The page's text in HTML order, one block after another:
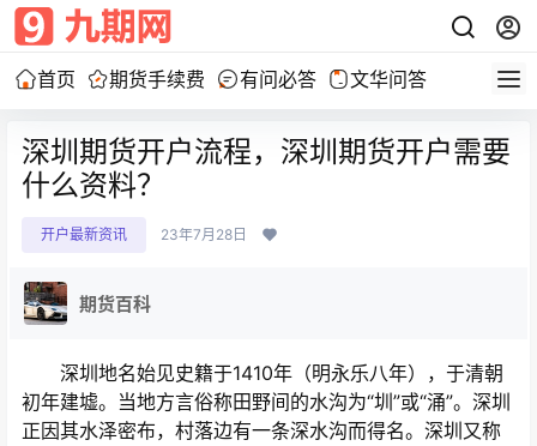
首页 期货手续费 有问必答 文华问答
深圳期货开户流程，深圳期货开户需要
什么资料？
开户最新资讯 23年7月28日
期货百科
深圳地名始见史籍于1410年（明永乐八年），于清朝
初年建墟。当地方言俗称田野间的水沟为“圳”或“涌”。深圳
正因其水泽密布，村落边有一条深水沟而得名。深圳又称